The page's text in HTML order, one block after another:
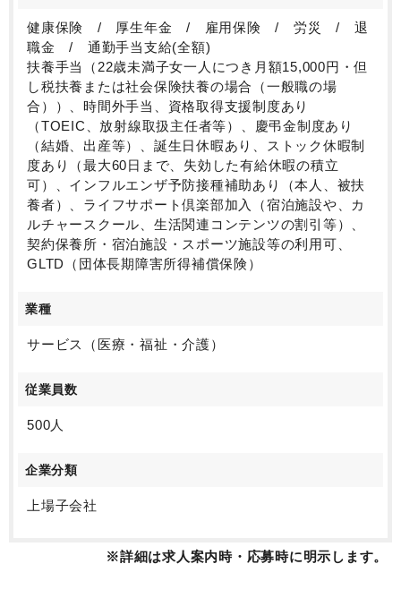
健康保険 / 厚生年金 / 雇用保険 / 労災 / 退
職金 / 通勤手当支給(全額)
扶養手当（22歳未満子女一人につき月額15,000円・但
し税扶養または社会保険扶養の場合（一般職の場
合））、時間外手当、資格取得支援制度あり
（TOEIC、放射線取扱主任者等）、慶弔金制度あり
（結婚、出産等）、誕生日休暇あり、ストック休暇制
度あり（最大60日まで、失効した有給休暇の積立
可）、インフルエンザ予防接種補助あり（本人、被扶
養者）、ライフサポート倶楽部加入（宿泊施設や、カ
ルチャースクール、生活関連コンテンツの割引等）、
契約保養所・宿泊施設・スポーツ施設等の利用可、
GLTD（団体長期障害所得補償保険）
業種
サービス（医療・福祉・介護）
従業員数
500人
企業分類
上場子会社
※詳細は求人案内時・応募時に明示します。